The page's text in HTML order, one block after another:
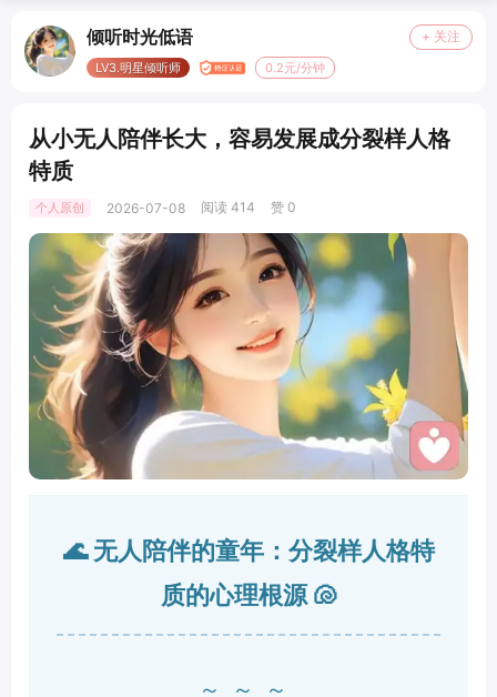
倾听时光低语 + 关注
LV3.明星倾听师 0.2元/分钟
从小无人陪伴长大，容易发展成分裂样人格
特质
个人原创 2026-07-08 阅读 414 赞 0
🌊 无人陪伴的童年：分裂样人格特
质的心理根源 🐚
～～～